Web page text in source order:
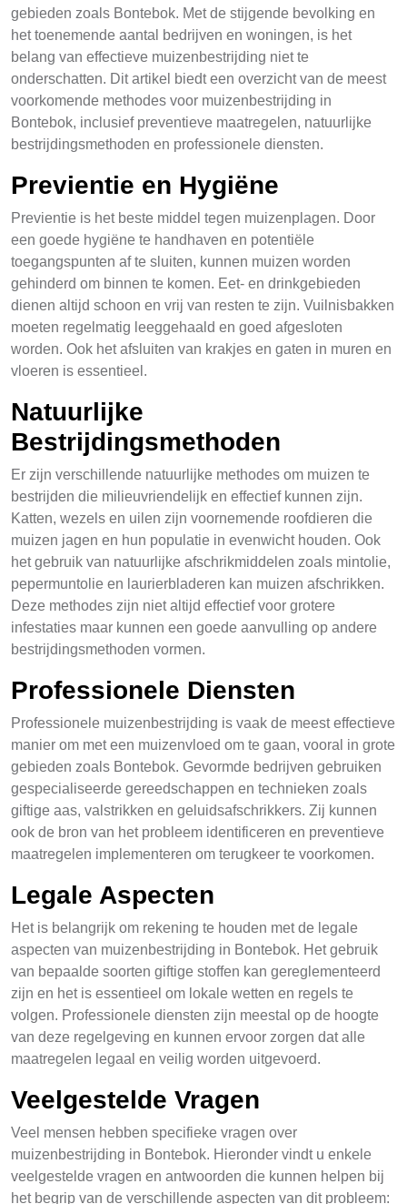
gebieden zoals Bontebok. Met de stijgende bevolking en
het toenemende aantal bedrijven en woningen, is het
belang van effectieve muizenbestrijding niet te
onderschatten. Dit artikel biedt een overzicht van de meest
voorkomende methodes voor muizenbestrijding in
Bontebok, inclusief preventieve maatregelen, natuurlijke
bestrijdingsmethoden en professionele diensten.
Previentie en Hygiëne
Previentie is het beste middel tegen muizenplagen. Door
een goede hygiëne te handhaven en potentiële
toegangspunten af te sluiten, kunnen muizen worden
gehinderd om binnen te komen. Eet- en drinkgebieden
dienen altijd schoon en vrij van resten te zijn. Vuilnisbakken
moeten regelmatig leeggehaald en goed afgesloten
worden. Ook het afsluiten van krakjes en gaten in muren en
vloeren is essentieel.
Natuurlijke
Bestrijdingsmethoden
Er zijn verschillende natuurlijke methodes om muizen te
bestrijden die milieuvriendelijk en effectief kunnen zijn.
Katten, wezels en uilen zijn voornemende roofdieren die
muizen jagen en hun populatie in evenwicht houden. Ook
het gebruik van natuurlijke afschrikmiddelen zoals mintolie,
pepermuntolie en laurierbladeren kan muizen afschrikken.
Deze methodes zijn niet altijd effectief voor grotere
infestaties maar kunnen een goede aanvulling op andere
bestrijdingsmethoden vormen.
Professionele Diensten
Professionele muizenbestrijding is vaak de meest effectieve
manier om met een muizenvloed om te gaan, vooral in grote
gebieden zoals Bontebok. Gevormde bedrijven gebruiken
gespecialiseerde gereedschappen en technieken zoals
giftige aas, valstrikken en geluidsafschrikkers. Zij kunnen
ook de bron van het probleem identificeren en preventieve
maatregelen implementeren om terugkeer te voorkomen.
Legale Aspecten
Het is belangrijk om rekening te houden met de legale
aspecten van muizenbestrijding in Bontebok. Het gebruik
van bepaalde soorten giftige stoffen kan gereglementeerd
zijn en het is essentieel om lokale wetten en regels te
volgen. Professionele diensten zijn meestal op de hoogte
van deze regelgeving en kunnen ervoor zorgen dat alle
maatregelen legaal en veilig worden uitgevoerd.
Veelgestelde Vragen
Veel mensen hebben specifieke vragen over
muizenbestrijding in Bontebok. Hieronder vindt u enkele
veelgestelde vragen en antwoorden die kunnen helpen bij
het begrip van de verschillende aspecten van dit probleem: